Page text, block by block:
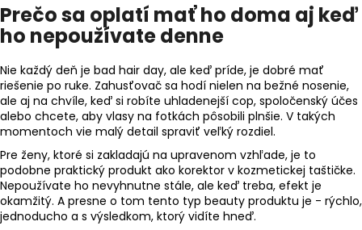
Prečo sa oplatí mať ho doma aj keď
ho nepoužívate denne
Nie každý deň je bad hair day, ale keď príde, je dobré mať
riešenie po ruke. Zahusťovač sa hodí nielen na bežné nosenie,
ale aj na chvíle, keď si robíte uhladenejší cop, spoločenský účes
alebo chcete, aby vlasy na fotkách pôsobili plnšie. V takých
momentoch vie malý detail spraviť veľký rozdiel.
Pre ženy, ktoré si zakladajú na upravenom vzhľade, je to
podobne praktický produkt ako korektor v kozmetickej taštičke.
Nepoužívate ho nevyhnutne stále, ale keď treba, efekt je
okamžitý. A presne o tom tento typ beauty produktu je - rýchlo,
jednoducho a s výsledkom, ktorý vidíte hneď.